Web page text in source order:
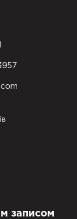
записом